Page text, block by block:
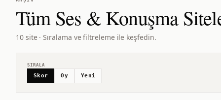
TümSes & Konuşma
10 site · Sıralama ve filtreleme ile keşfedin.
SIRALA
Skor Oy Yeni